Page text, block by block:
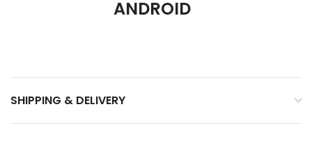
ANDROID
SHIPPING & DELIVERY